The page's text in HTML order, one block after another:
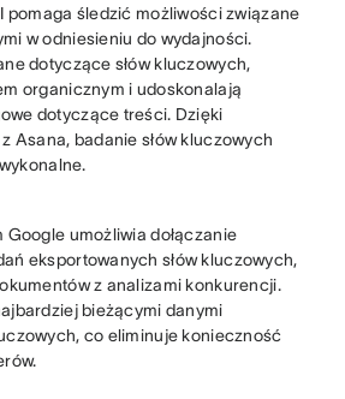
pomaga śledzić możliwości związane
w odniesieniu do wydajności.
dotyczące słów kluczowych,
organicznym i udoskonalają
dotyczące treści. Dzięki
Asana, badanie słów kluczowych
Google umożliwia dołączanie
eksportowanych słów kluczowych,
z analizami konkurencji.
bieżącymi danymi
co eliminuje konieczność